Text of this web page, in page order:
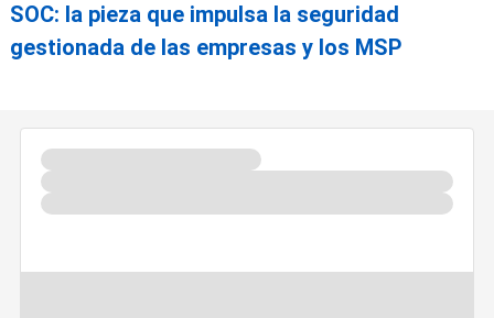
SOC: la pieza que impulsa la seguridad
gestionada de las empresas y los MSP